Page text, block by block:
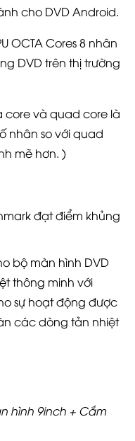
cho DVD Android.
OCTA Cores 8 nhân
DVD trên thị trường
corevà quad corelà
nhân so với quad
mẽ hơn. )
đạt điểm khủng
bộ màn hình DVD
thông minh với
sự hoạt động được
các dòng tản nhiệt
hình 9inch + Cắm